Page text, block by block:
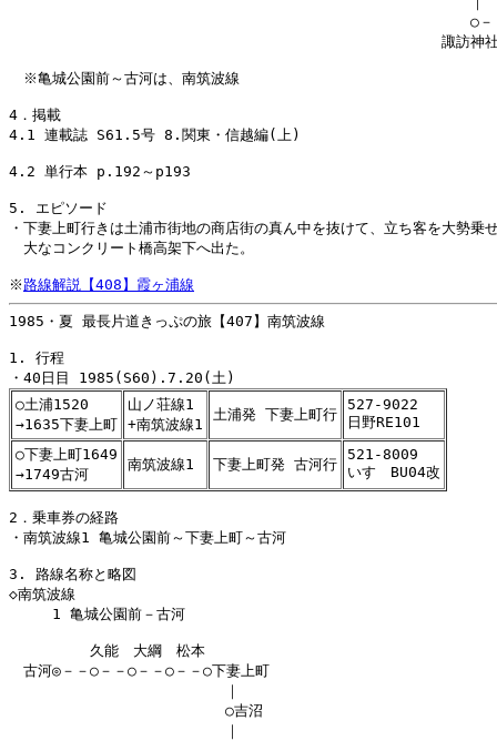
○－－－
諏訪神社前　中
※亀城公園前～古河は、南筑波線
4．掲載
4.1 連載誌 S61.5号 8.関東・信越編(上)
4.2 単行本 p.192～p193
5. エピソード
・下妻上町行きは土浦市街地の商店街の真ん中を抜けて、立ち客を大勢乗
大なコンクリート橋高架下へ出た。
※ 路線解説【408】霞ヶ浦線
1985・夏 最長片道きっぷの旅【407】南筑波線
1. 行程
○土浦1520
→1635下妻上町
山ノ荘線1
+南筑波線1
土浦発 下妻上町行
527-9022
日野RE101
○下妻上町1649
→1749古河
南筑波線1 下妻上町発 古河行
521-8009
いすゞBU04改
2．乗車券の経路
・南筑波線1 亀城公園前～下妻上町～古河
3. 路線名称と略図
◇南筑波線
1 亀城公園前－古河
久能　大綱　松本
古河◎－－○－－○－－○－－○下妻上町
｜
○吉沼
｜